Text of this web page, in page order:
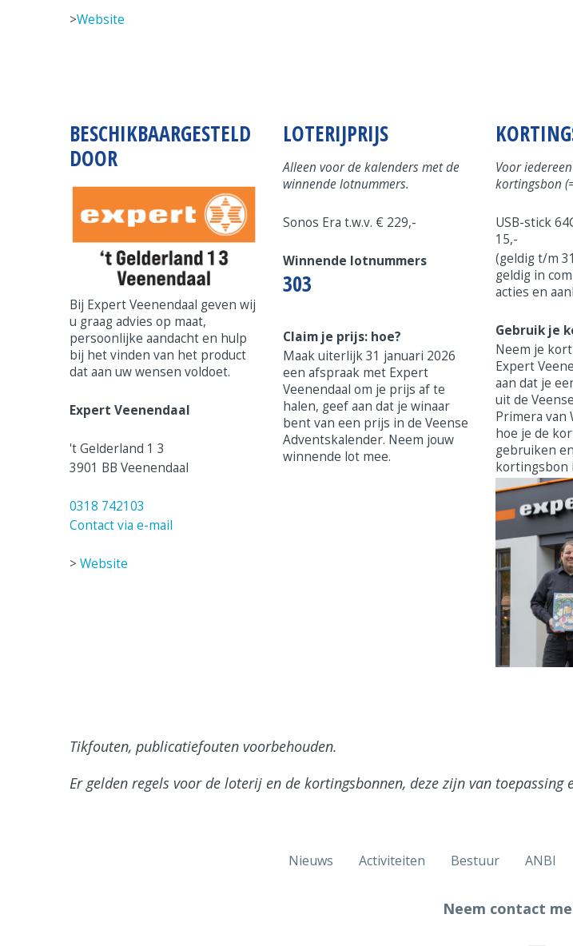
>Website
BESCHIKBAARGESTELD
DOOR
Bij Expert Veenendaal geven wij
u graag advies op maat,
persoonlijke aandacht en hulp
bij het vinden van het product
dat aan uw wensen voldoet.
Expert Veenendaal
't Gelderland 1 3
3901 BB Veenendaal
0318 742103
Contact via e-mail
> Website
LOTERIJPRIJS
Alleen voor de kalenders met de
winnende lotnummers.
Sonos Era t.w.v. € 229,-
Winnende lotnummers
303
Claim je prijs: hoe?
Maak uiterlijk 31 januari 2026
een afspraak met Expert
Veenendaal om je prijs af te
halen, geef aan dat je winaar
bent van een prijs in de Veense
Adventskalender. Neem jouw
winnende lot mee.
Voor
kortingsbon
USB-stick
15,-
(geldig t/m
geldig in
acties en
Gebruik je
Neem je
Expert
aan dat je
uit de
Primera van
hoe je de
gebruiken
kortingsbon
Tikfouten, publicatiefouten voorbehouden.
Er gelden regels voor de loterij en de kortingsbonnen, deze zijn van toepassing
Nieuws Activiteiten Bestuur ANBI
Neem contact